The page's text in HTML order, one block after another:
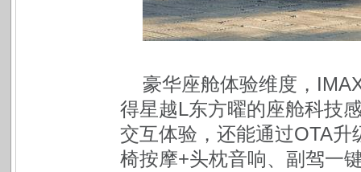
豪华座舱体验维度，
得星越L东方曜的座舱科技
交互体验，还能通过OTA
椅按摩+头枕音响、副驾一